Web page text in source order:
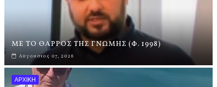
ΜΕ ΤΟ ΘΑΡΡΟΣ ΤΗΣ ΓΝΩΜΗΣ (Φ. 1998)
Αύγουστος 07, 2026
ΑΡΧΙΚΗ